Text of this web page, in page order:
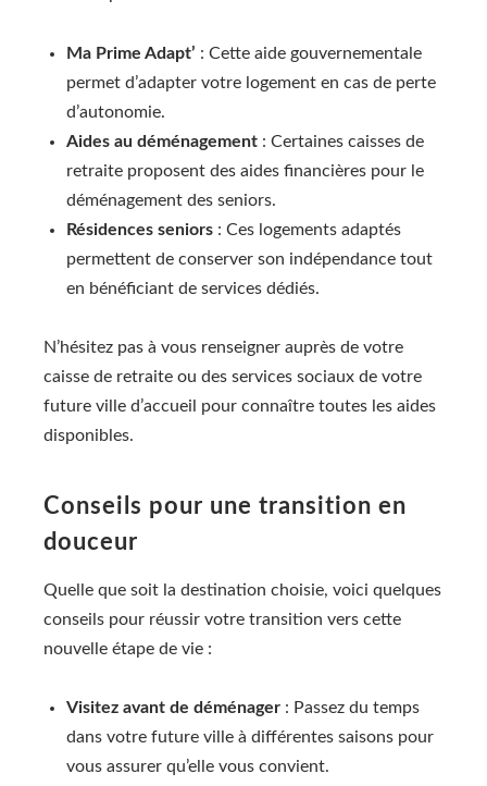
Ma Prime Adapt’ : Cette aide gouvernementale
permet d’adapter votre logement en cas de perte
d’autonomie.
Aides au déménagement : Certaines caisses de
retraite proposent des aides financières pour le
déménagement des seniors.
Résidences seniors : Ces logements adaptés
permettent de conserver son indépendance tout
en bénéficiant de services dédiés.
N’hésitez pas à vous renseigner auprès de votre
caisse de retraite ou des services sociaux de votre
future ville d’accueil pour connaître toutes les aides
disponibles.
Conseils pour une transition en
douceur
Quelle que soit la destination choisie, voici quelques
conseils pour réussir votre transition vers cette
nouvelle étape de vie :
Visitez avant de déménager : Passez du temps
dans votre future ville à différentes saisons pour
vous assurer qu’elle vous convient.